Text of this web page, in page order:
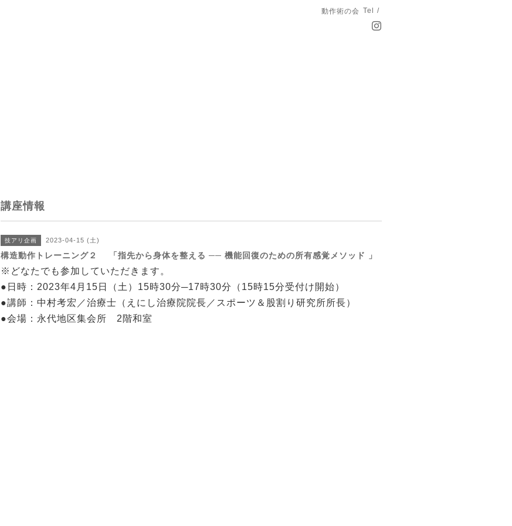
動作術の会 Tel /
講座情報
技アリ企画 2023-04-15 (土)
構造動作トレーニング２ 「指先から身体を整える ── 機能回復のための所有感覚メソッド 」
※どなたでも参加していただきます。
●日時：2023年4月15日（土）15時30分─17時30分（15時15分受付け開始）
●講師：中村考宏／治療士（えにし治療院院長／スポーツ＆股割り研究所所長）
●会場：永代地区集会所 2階和室